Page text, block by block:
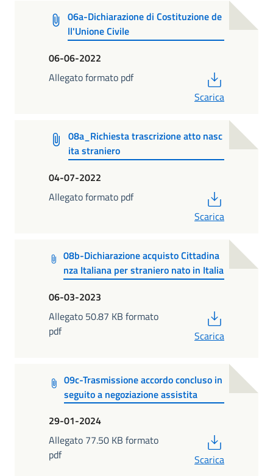
06a-Dichiarazione di Costituzione de
ll'Unione Civile
06-06-2022
Allegato formato pdf
Scarica
08a_Richiesta trascrizione atto nasc
ita straniero
04-07-2022
Allegato formato pdf
Scarica
08b-Dichiarazione acquisto Cittadina
nza Italiana per straniero nato in Italia
06-03-2023
Allegato 50.87 KB formato
pdf
Scarica
09c-Trasmissione accordo concluso in
seguito a negoziazione assistita
29-01-2024
Allegato 77.50 KB formato
pdf
Scarica